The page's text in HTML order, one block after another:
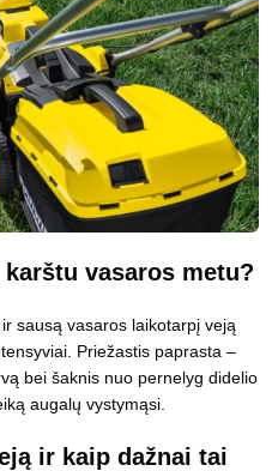
vasaros metu?
sausą vasaros laikotarpį veją
Priežastis paprasta –
bei šaknis nuo pernelyg didelio
augalų vystymąsi.
ir kaip dažnai tai